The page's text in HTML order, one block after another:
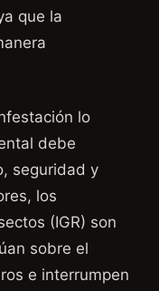
que la
lo
debe
seguridad y
los
(IGR) son
sobre el
e interrumpen